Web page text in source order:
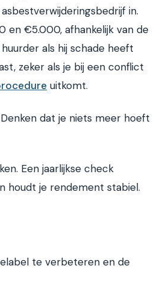
in.
en €5.000, afhankelijk van de
als hij schade heeft
zeker als je bij een conflict
uitkomt.
dat je niets meer hoeft
Een jaarlijkse check
houdt je rendement stabiel.
te verbeteren en de